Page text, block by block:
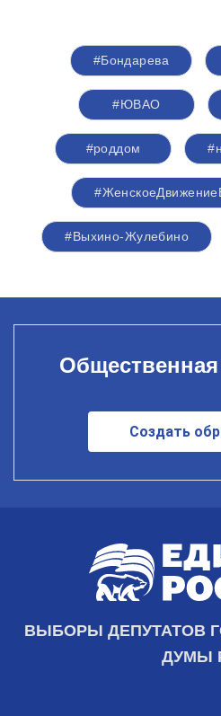
#Бондарева
#ЮВАО
#роддом
#Выхино-Жулебино
Создать
ВЫБОРЫ ДЕПУТАТОВ
ДУМЫ